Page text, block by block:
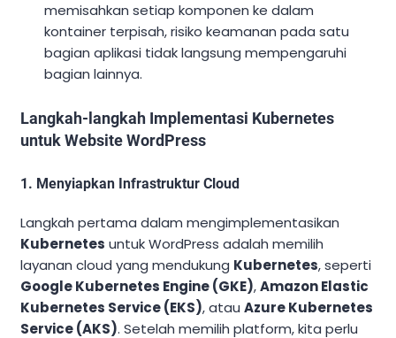
memisahkan setiap komponen ke dalam
kontainer terpisah, risiko keamanan pada satu
bagian aplikasi tidak langsung mempengaruhi
bagian lainnya.
Langkah-langkah Implementasi Kubernetes
untuk Website WordPress
1. Menyiapkan Infrastruktur Cloud
Langkah pertama dalam mengimplementasikan
Kubernetes untuk WordPress adalah memilih
layanan cloud yang mendukung Kubernetes, seperti
Google Kubernetes Engine (GKE),Amazon Elastic
Kubernetes Service (EKS), atau Azure Kubernetes
Service (AKS). Setelah memilih platform, kita perlu